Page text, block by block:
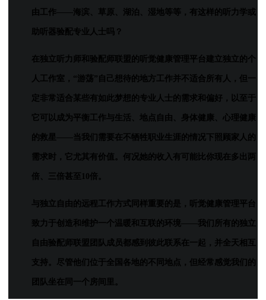
由工作——海滨、草原、湖泊、湿地等等，有这样的听力学或
助听器验配专业人士吗？
在独立听力师和验配师联盟的听觉健康管理平台建立独立的个
人工作室，“游荡”自己想待的地方工作并不适合所有人，但一
定非常适合某些有如此梦想的专业人士的需求和偏好，以至于
它可以 成为平衡工作与生活、地点自由、身体健康、心理健康
的救星——当我们需要在不牺牲职业生涯的情况下照顾家人的
需求时，它尤其有价值。何况她的收入有可能比你现在多出两
倍、三倍甚至10倍。
与独立自由的远程工作方式同样重要的是，听觉健康管理平台
致力于创造和维护一个温暖和互联的环境——我们所有的独立
自由验配师联盟团队成员都感到彼此联系在一起，并全天相互
支持。尽管他们位于全国各地的不同地点，但经常感觉我们的
团队坐在同一个房间里。